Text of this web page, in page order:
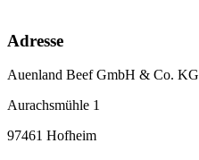
Adresse
Auenland Beef GmbH & Co. KG
Aurachsmühle 1
97461 Hofheim